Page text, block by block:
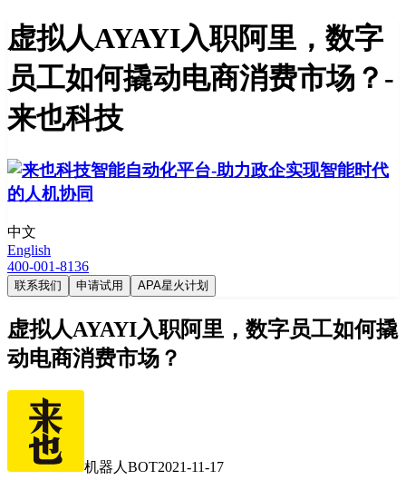
虚拟人AYAYI入职阿里，数字
员工如何撬动电商消费市场？-
来也科技
中文
English
400-001-8136
联系我们 申请试用 APA星火计划
虚拟人AYAYI入职阿里，数字员工如何撬
动电商消费市场？
机器人BOT2021-11-17